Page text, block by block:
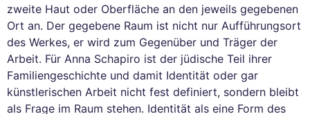
zweite Haut oder Oberfläche an den jeweils gegebenen
Ort an. Der gegebene Raum ist nicht nur Aufführungsort
des Werkes, er wird zum Gegenüber und Träger der
Arbeit. Für Anna Schapiro ist der jüdische Teil ihrer
Familiengeschichte und damit Identität oder gar
künstlerischen Arbeit nicht fest definiert, sondern bleibt
als Frage im Raum stehen. Identität als eine Form des